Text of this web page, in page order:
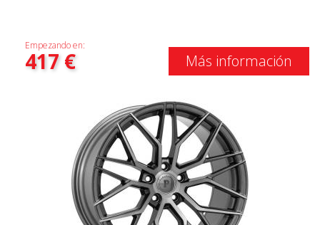
Empezando en:
417€ Más información